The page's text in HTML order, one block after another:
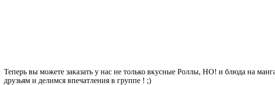
Теперь вы можете заказать у нас не только вкусные Роллы, НО! и блюда на
друзьям и делимся впечатления в группе ! ;)